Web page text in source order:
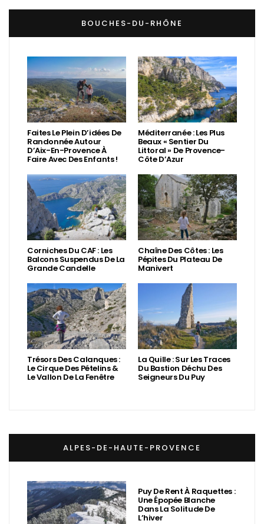
BOUCHES-DU-RHÔNE
Faites Le Plein D’idées De
Randonnée Autour
D’Aix-En-Provence À
Faire Avec Des Enfants !
Méditerranée : Les Plus
Beaux « Sentier Du
Littoral » De Provence-
Côte D’Azur
Corniches Du CAF : Les
Balcons Suspendus De La
Grande Candelle
Chaîne Des Côtes : Les
Pépites Du Plateau De
Manivert
Trésors Des Calanques :
Le Cirque Des Pételins &
Le Vallon De La Fenêtre
La Quille : Sur Les Traces
Du Bastion Déchu Des
Seigneurs Du Puy
ALPES-DE-HAUTE-PROVENCE
Puy De Rent À Raquettes :
Une Épopée Blanche
Dans La Solitude De
L’hiver